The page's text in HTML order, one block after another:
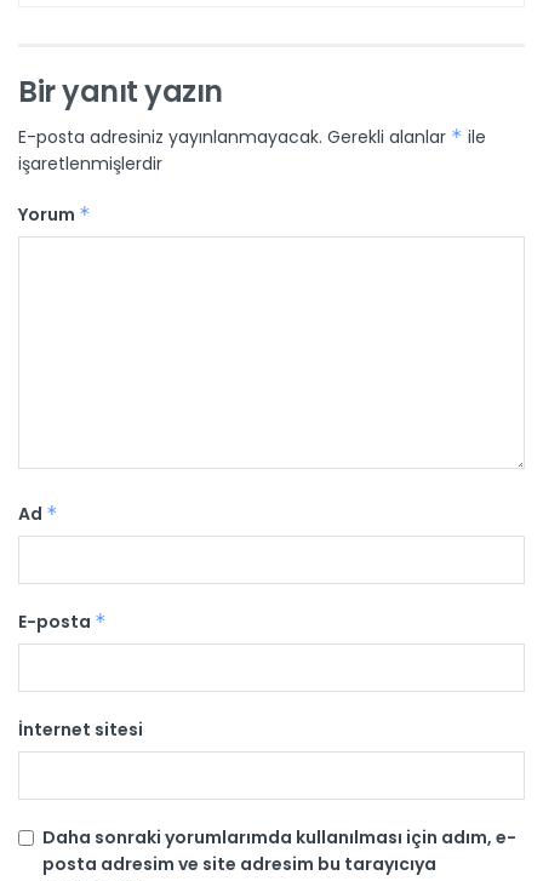
Bir yanıt yazın
E-posta adresiniz yayınlanmayacak. Gerekli alanlar * ile
işaretlenmişlerdir
Yorum *
Ad *
E-posta *
İnternet sitesi
Daha sonraki yorumlarımda kullanılması için adım, e-
posta adresim ve site adresim bu tarayıcıya